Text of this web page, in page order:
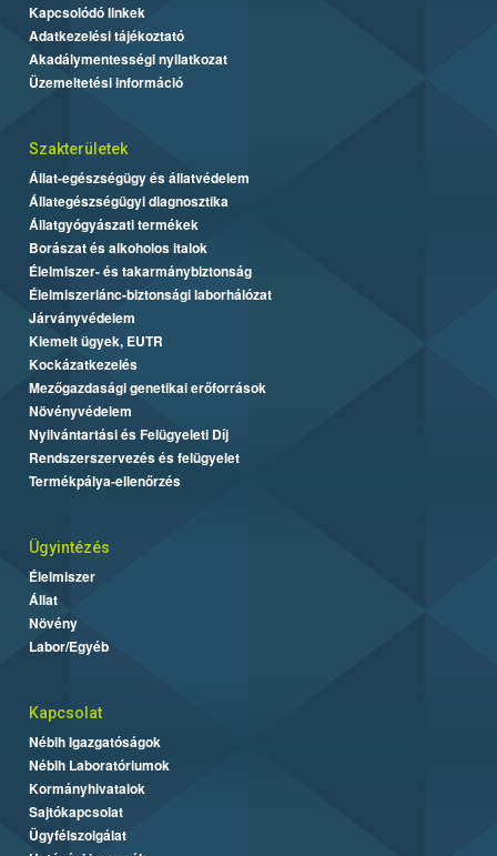
Kapcsolódó linkek
Adatkezelési tájékoztató
Akadálymentességi nyilatkozat
Üzemeltetési információ
Szakterületek
Állat-egészségügy és állatvédelem
Állategészségügyi diagnosztika
Állatgyógyászati termékek
Borászat és alkoholos italok
Élelmiszer- és takarmánybiztonság
Élelmiszerlánc-biztonsági laborhálózat
Járványvédelem
Kiemelt ügyek, EUTR
Kockázatkezelés
Mezőgazdasági genetikai erőforrások
Növényvédelem
Nyilvántartási és Felügyeleti Díj
Rendszerszervezés és felügyelet
Termékpálya-ellenőrzés
Ügyintézés
Élelmiszer
Állat
Növény
Labor/Egyéb
Kapcsolat
Nébih Igazgatóságok
Nébih Laboratóriumok
Kormányhivatalok
Sajtókapcsolat
Ügyfélszolgálat